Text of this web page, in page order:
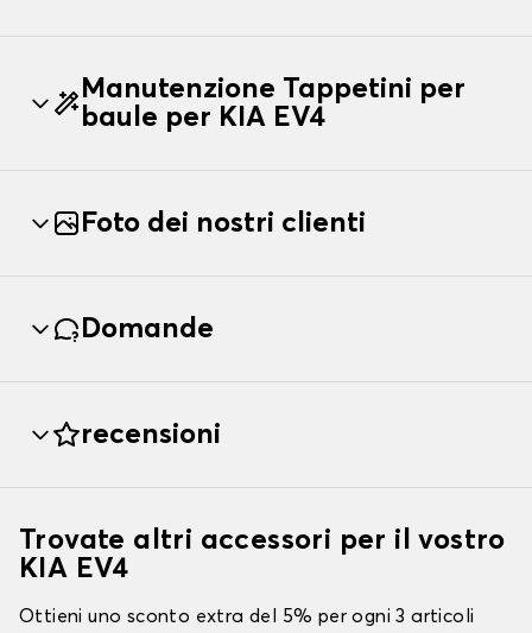
Manutenzione Tappetini per
baule per KIA EV4
Foto dei nostri clienti
Domande
recensioni
Trovate altri accessori per il vostro
KIA EV4
Ottieni uno sconto extra del 5% per ogni 3 articoli